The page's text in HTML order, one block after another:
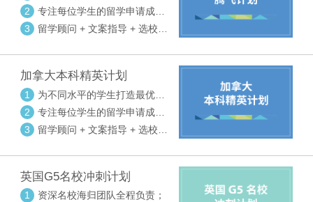
校方案
2
专注每位学生的留学申请成功
率
3
留学顾问 + 文案指导 + 选校申
加拿大本科精英计划
1
为不同水平的学生打造最优选
校方案
2
专注每位学生的留学申请成功
率
3
留学顾问 + 文案指导 + 选校申
英国G5名校冲刺计划
1
资深名校海归团队全程负责；